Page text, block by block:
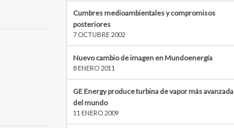
Cumbres medioambientales y compromisos
posteriores
7 OCTUBRE 2002
Nuevo cambio de imagen en Mundoenergía
8 ENERO 2011
GE Energy produce turbina de vapor más avanzada
del mundo
11 ENERO 2009